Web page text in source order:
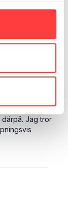
Att det blir
någon dag
Jag tror